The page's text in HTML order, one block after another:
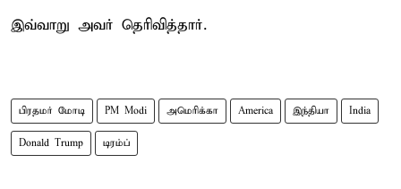
இவ்வாறு அவர் தெரிவித்தார்.
பிரதமர் மோடி PM Modi அமெரிக்கா America இந்தியா India
Donald Trump டிரம்ப்